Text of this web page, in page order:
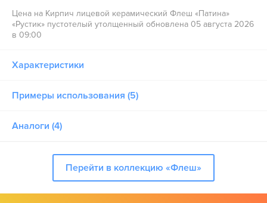
Цена на Кирпич лицевой керамический Флеш «Патина»
«Рустик» пустотелый утолщенный обновлена 05 августа 2026
в 09:00
Характеристики
Примеры использования (5)
Аналоги (4)
Перейти в коллекцию «Флеш»